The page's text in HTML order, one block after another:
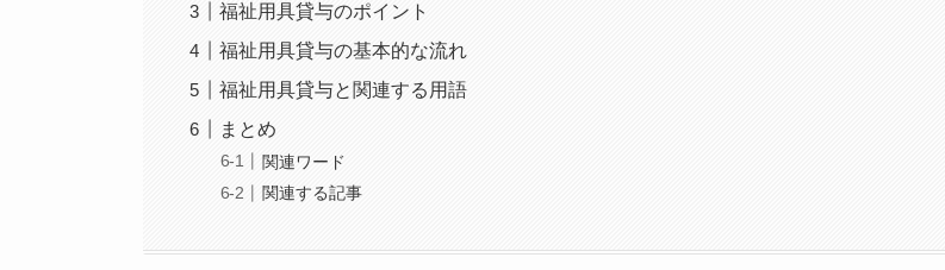
福祉用具貸与のポイント
福祉用具貸与の基本的な流れ
福祉用具貸与と関連する用語
まとめ
関連ワード
関連する記事